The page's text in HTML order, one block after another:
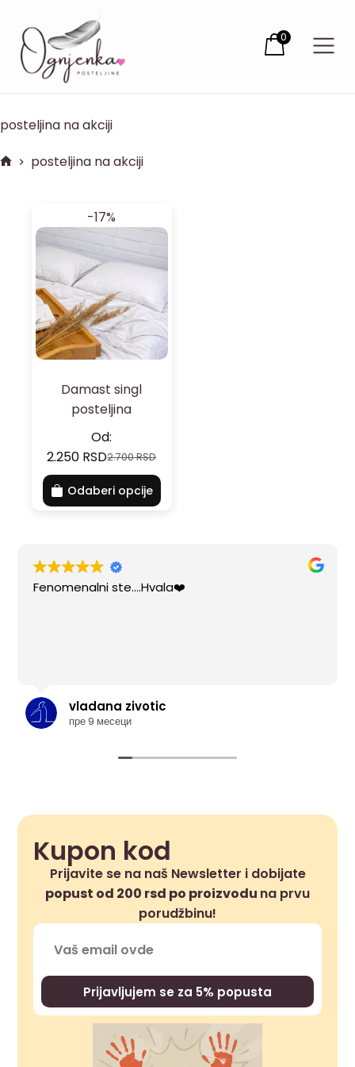
0
posteljina na akciji
posteljina na akciji
-17%
Damast singl
posteljina
Od:
2.700RSD
2.250 RSD
Odaberi opcije
Fenomenalni ste....Hvala❤️
vladana zivotic
пре 9 месеци
Kupon kod
Prijavite se na naš Newsletter i dobijate
popust od 200 rsd po proizvodu na prvu
porudžbinu!
Prijavljujem se za 5% popusta